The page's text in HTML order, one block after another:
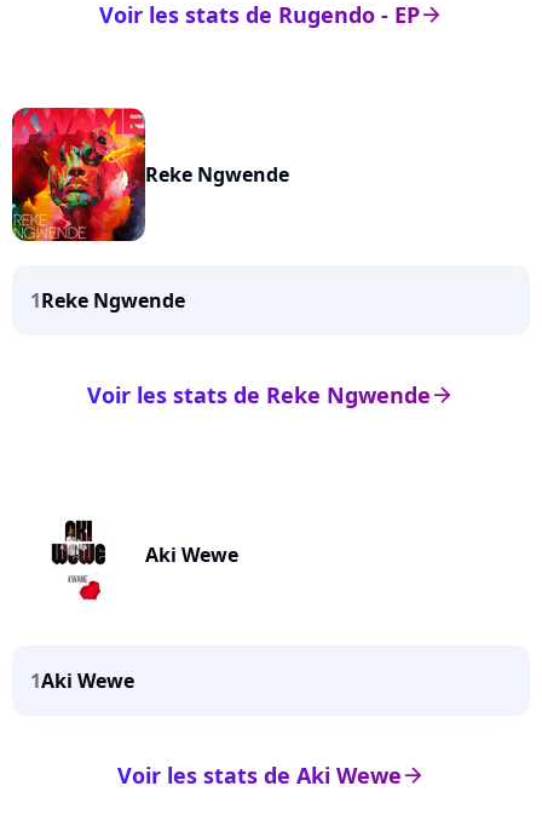
arrow_right
Voir les stats de Rugendo - EP
Reke Ngwende
1Reke Ngwende
arrow_right
Voir les stats de Reke Ngwende
Aki Wewe
1Aki Wewe
arrow_right
Voir les stats de Aki Wewe